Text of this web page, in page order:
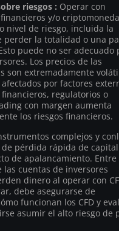
riesgos : Operar con
y/o
nivel de riesgo, incluida la
perder la totalidad o una
puede no ser adecuado
Los precios de las
son extremadamente
por factores
regulatorios o
con margen aumenta
los riesgos financieros.
complejos y
pérdida rápida de capital
de apalancamiento. Entre
las cuentas de inversores
dinero al operar con
debe asegurarse de
funcionan los CFD y
asumir el alto riesgo de